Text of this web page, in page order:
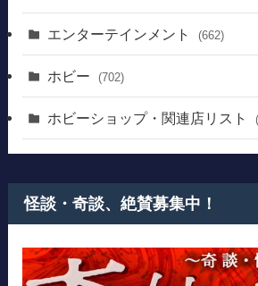
エンターテインメント (662)
ホビー (702)
ホビーショップ・関連店リスト
怪談・奇談、絶賛募集中！